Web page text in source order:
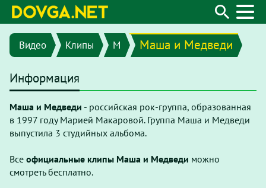
Видео Клипы M Маша и Медведи
Информация
Маша и Медведи - российская рок-группа, образованная
в 1997 году Марией Макаровой. Группа Маша и Медведи
выпустила 3 студийных альбома.
Все официальные клипы Маша и Медведи можно
смотреть бесплатно.